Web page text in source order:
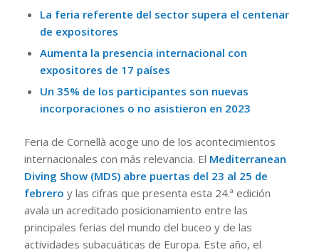
La feria referente del sector supera el centenar
de expositores
Aumenta la presencia internacional con
expositores de 17 países
Un 35% de los participantes son nuevas
incorporaciones o no asistieron en 2023
Feria de Cornellà acoge uno de los acontecimientos
internacionales con más relevancia. El Mediterranean
Diving Show (MDS) abre puertas del 23 al 25 de
febrero y las cifras que presenta esta 24.ª edición
avala un acreditado posicionamiento entre las
principales ferias del mundo del buceo y de las
actividades subacuáticas de Europa. Este año, el